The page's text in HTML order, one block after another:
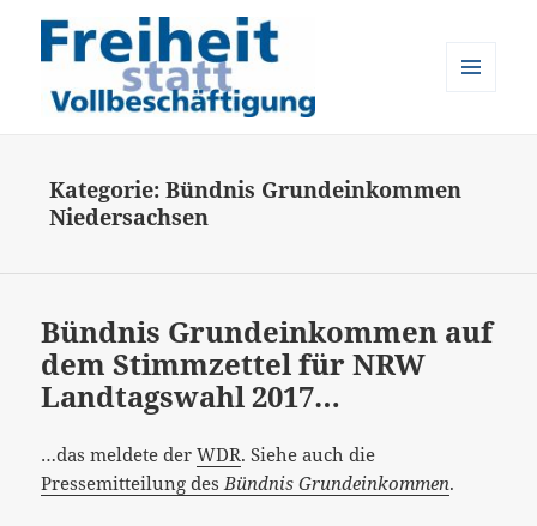
Kategorie:Bündnis Grundeinkommen
Niedersachsen
Bündnis Grundeinkommen auf
dem Stimmzettel für NRW
Landtagswahl 2017…
…das meldete derWDR. Siehe auch die
Pressemitteilung des Bündnis Grundeinkommen.